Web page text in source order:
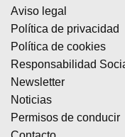
Aviso legal
Política de privacidad
Política de cookies
Responsabilidad
Newsletter
Noticias
Permisos de conducir